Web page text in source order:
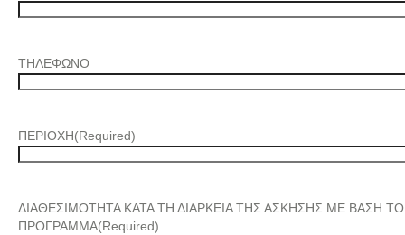
ΤΗΛΕΦΩΝΟ
ΠΕΡΙΟΧΗ(Required)
ΔΙΑΘΕΣΙΜΟΤΗΤΑ ΚΑΤΑ ΤΗ ΔΙΑΡΚΕΙΑ ΤΗΣ ΑΣΚΗΣΗΣ ΜΕ ΒΑΣΗ ΤΟ
ΠΡΟΓΡΑΜΜΑ(Required)